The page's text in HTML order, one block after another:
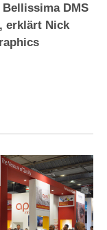
DMS
erklärt Nick